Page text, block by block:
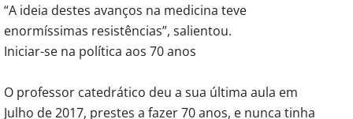
“A ideia destes avanços na medicina teve
enormíssimas resistências”, salientou.
Iniciar-se na política aos 70 anos
O professor catedrático deu a sua última aula em
Julho de 2017, prestes a fazer 70 anos, e nunca tinha